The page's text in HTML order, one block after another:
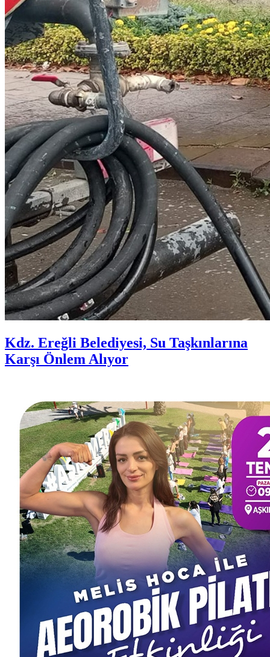
Kdz. Ereğli Belediyesi, Su Taşkınlarına
Karşı Önlem Alıyor